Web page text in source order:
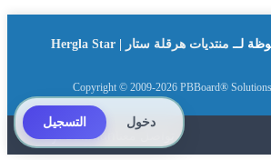
لــ
منتديات هرقلة ستار | Hergla Star
Copyright © 2009-2026 PBBoard®
تواصل معنا By: Suliman
دخول التسجيل